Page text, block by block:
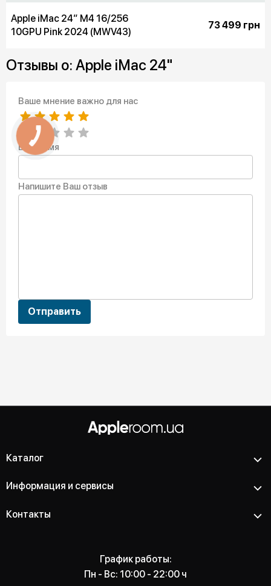
Apple iMac 24” M4 16/256
10GPU Pink 2024 (MWV43)
73 499 грн
Отзывы о: Apple iMac 24"
Ваше мнение важно для нас
Ваше имя
Напишите Ваш отзыв
Отправить
Каталог
Информация и сервисы
Контакты
График работы:
Пн - Вс: 10:00 - 22:00 ч